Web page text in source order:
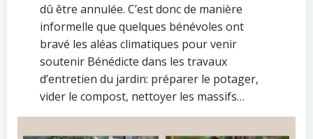
dû être annulée. C’est donc de manière
informelle que quelques bénévoles ont
bravé les aléas climatiques pour venir
soutenir Bénédicte dans les travaux
d’entretien du jardin: préparer le potager,
vider le compost, nettoyer les massifs…